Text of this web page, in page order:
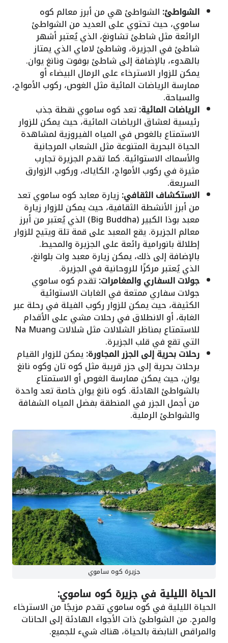
الشواطئ: الشواطئ هي من أبرز معالم كوه
ساموي، حيث تحتوي على العديد من الشواطئ
الرائعة مثل شاطئ تشاونغ، الذي يُعتبر أشهر
شاطئ في الجزيرة، وشاطئ لاماي الذي يمتاز
بالهدوء، بالإضافة إلى شاطئ بوفوت ونانغ يوان.
يمكن للزوار الاسترخاء على الرمال البيضاء أو
ممارسة الرياضات المائية مثل الغوص، ركوب الأمواج،
والسباحة.
الرياضات المائية:تعد كوه ساموي نقطة جذب
رئيسية لعشاق الرياضات المائية، حيث يمكن للزوار
الاستمتاع بالغوص في المياه الفيروزية لمشاهدة
الحياة البحرية المتنوعة مثل الشعاب المرجانية
والأسماك الاستوائية. كما تقدم الجزيرة تجارب
مثيرة في ركوب الأمواج، الكاياك، وركوب الزوارق
السريعة.
الاستكشاف الثقافي: زيارة معابد كوه ساموي تعد
من أبرز الأنشطة الثقافية، حيث يمكن للزوار زيارة
معبد بوذا الكبير (Big Buddha) الذي يُعتبر من أبرز
معالم الجزيرة. يقع المعبد على قمة تلة ويتيح للزوار
إطلالة بانورامية رائعة على الجزيرة والمحيط.
بالإضافة إلى ذلك، يمكن زيارة معبد وات بلوانغ،
الذي يُعتبر مركزًا للروحانية في الجزيرة.
جولات السفاري والمغامرات:تقدم كوه ساموي
جولات سفاري ممتعة في الغابات الاستوائية
الكثيفة، حيث يمكن للزوار ركوب الفيلة في رحلة عبر
الغابة، أو الانطلاق في رحلات مشي على الأقدام
للاستمتاع بمناظر الشلالات مثل شلالات Na Muang
التي تقع في قلب الجزيرة.
رحلات بحرية إلى الجزر المجاورة:يمكن للزوار القيام
برحلات بحرية إلى جزر قريبة مثل كوه تان وكوه نانغ
يوان، حيث يمكن ممارسة الغوص أو الاستمتاع
بالشواطئ الهادئة. كوه نانغ يوان خاصة تعد واحدة
من أجمل الجزر في المنطقة بفضل المياه الشفافة
والشواطئ الرملية.
جزيرة كوه ساموي
الحياة الليلية في جزيرة كوه ساموي:
الحياة الليلية في كوه ساموي تقدم مزيجًا من الاسترخاء
والمرح. من الشواطئ ذات الأجواء الهادئة إلى الحانات
والمراقص النابضة بالحياة، هناك شيء للجميع.